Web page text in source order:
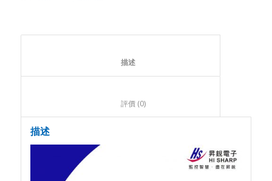
						描述
						評價 (0)
描述